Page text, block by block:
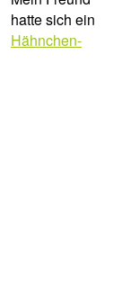
hatte sich ein
Hähnchen-